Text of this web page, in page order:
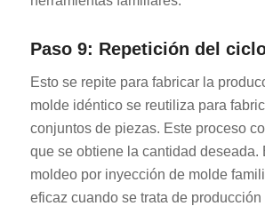
Paso 9: Repetición del
Esto se repite para fabricar la
molde idéntico se reutiliza para
conjuntos de piezas. Este proceso
que se obtiene la cantidad deseada.
moldeo por inyección de molde
eficaz cuando se trata de producción